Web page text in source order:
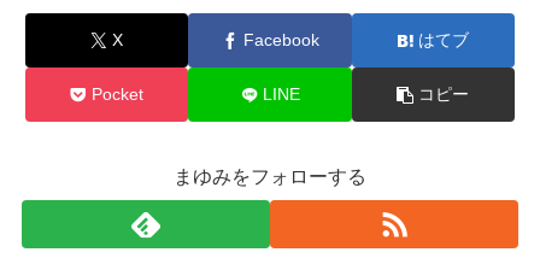
X Facebook はてブ
Pocket LINE コピー
まゆみをフォローする